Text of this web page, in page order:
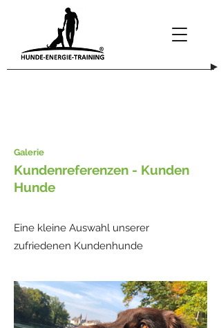
Galerie
Kundenreferenzen - Kunden
Hunde
Eine kleine Auswahl unserer
zufriedenen Kundenhunde